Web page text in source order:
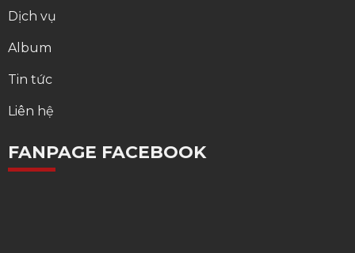
Dịch vụ
Album
Tin tức
Liên hệ
FANPAGE FACEBOOK